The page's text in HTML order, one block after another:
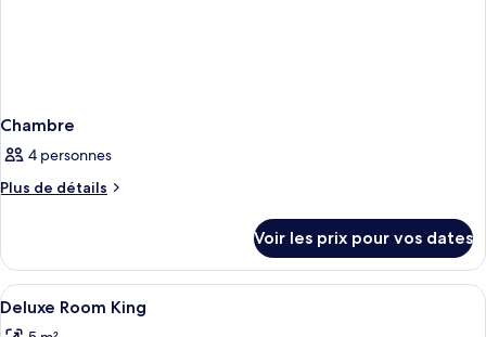
Chambre
4 personnes
Plus de détails
Plus
le
type
de
Voir les prix pour vos dates
Afficher
toutes
Une salle de bain moderne avec un
1
Deluxe Room King